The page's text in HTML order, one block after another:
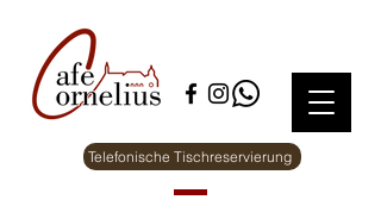
Telefonische Tischreservierung